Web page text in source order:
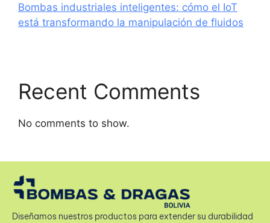
Bombas industriales inteligentes: cómo el IoT
está transformando la manipulación de fluidos
Recent Comments
No comments to show.
Diseñamos nuestros productos para extender su durabilidad